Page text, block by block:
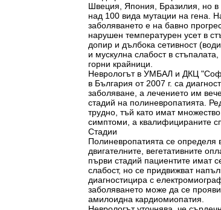
Швеция, Япония, Бразилия, но
над 100 вида мутации на гена.
заболяването е на бавно
нарушен температурен усет в
допир и дълбока сетивност
и мускулна слабост в
горни крайници.
Неврологът в УМБАЛ и ДКЦ
в България от 2007 г. са
заболяване, а лечението им
стадий на полиневропатията.
трудно, тъй като имат
симптоми, а квалифицираните
Стадии
Полиневропатията се определя
двигателните, вегетативните
първи стадий пациентите имат
слабост, но се придвижват
диагностицира с
заболяването може да се
амилоидна кардиомиопатия.